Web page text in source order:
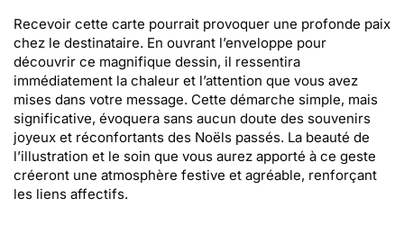
Recevoir cette carte pourrait provoquer une profonde paix
chez le destinataire. En ouvrant l’enveloppe pour
découvrir ce magnifique dessin, il ressentira
immédiatement la chaleur et l’attention que vous avez
mises dans votre message. Cette démarche simple, mais
significative, évoquera sans aucun doute des souvenirs
joyeux et réconfortants des Noëls passés. La beauté de
l’illustration et le soin que vous aurez apporté à ce geste
créeront une atmosphère festive et agréable, renforçant
les liens affectifs.